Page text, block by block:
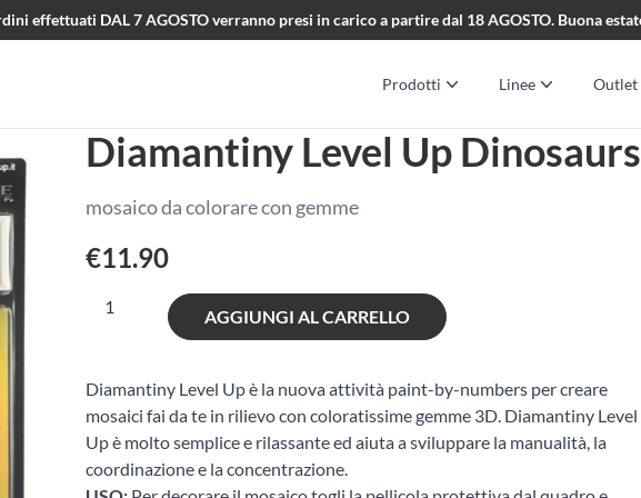
effettuati DAL 7 AGOSTO verranno presi in carico a partire dal 18 AGOSTO. Buona
Prodotti Linee Outlet
Diamantiny Level Up
mosaico da colorare con gemme
€11.90
Diamantiny
Dinosaurs
-
Triceratopo
quantità
AGGIUNGI AL CARRELLO
Diamantiny Level Up è la nuova attività paint-by-numbers per creare
mosaici fai da te in rilievo con coloratissime gemme 3D. Diamantiny Level
Up è molto semplice e rilassante ed aiuta a sviluppare la manualità, la
coordinazione e la concentrazione.